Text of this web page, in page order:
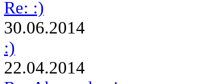
Re: :)
30.06.2014
:)
22.04.2014